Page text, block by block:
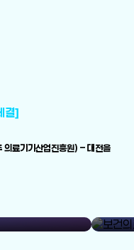
결]
료기기산업진흥원) – 대전을